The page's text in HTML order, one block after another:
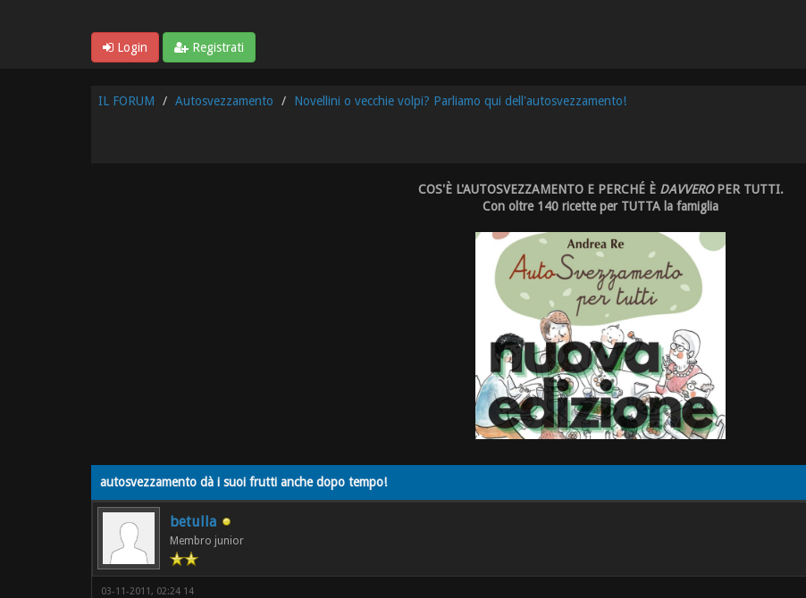
Login Registrati
IL FORUM Autosvezzamento Novellini o vecchie volpi? Parliamo qui dell'autosvezzamento!
COS'È L'AUTOSVEZZAMENTO E PERCHÉ È DAVVEROPER TUTTI.
Con oltre 140 ricette per TUTTA la famiglia
autosvezzamento dà i suoi frutti anche dopo tempo!
betulla
Membro junior
03-11-2011, 02:24 14